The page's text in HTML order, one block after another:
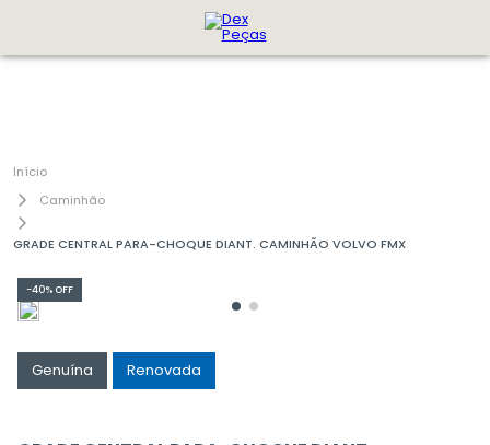
Caminhão
GRADE CENTRAL PARA-CHOQUE DIANT. CAMINHÃO VOLVO FMX
-40% OFF
Genuína Renovada